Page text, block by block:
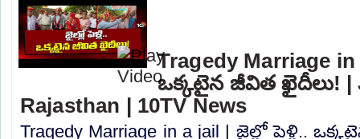
Tragedy Marriage in
ఒక్కటైన జీవిత ఖైదీలు! |
Rajasthan | 10TV News
Tragedy Marriage in a jail | జైల్లో పెళ్లి..